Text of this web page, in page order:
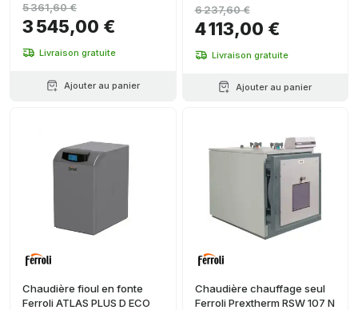
3 545,00 €
5 361,60 €
Livraison gratuite
Ajouter au panier
4 113,00 €
6 237,60 €
Livraison gratuite
Ajouter au panier
Chaudière fioul en fonte
Ferroli ATLAS PLUS D ECO
Chaudière chauffage seul
Ferroli Prextherm RSW 107 N